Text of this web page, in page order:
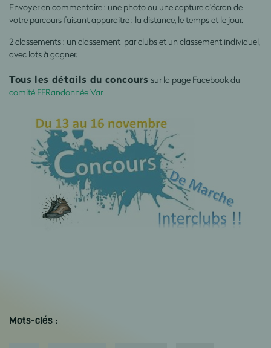
Envoyer en commentaire : une photo ou une capture d’écran de
votre parcours faisant apparaitre : la distance, le temps et le jour.
2 classements : un classement parclubs et un classement individuel,
avec lots à gagner.
Tous les détails du concours sur la page Facebook du
comité FFRandonnéeVar
Mots-clés :